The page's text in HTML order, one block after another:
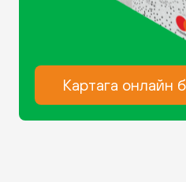
Картага онлайн